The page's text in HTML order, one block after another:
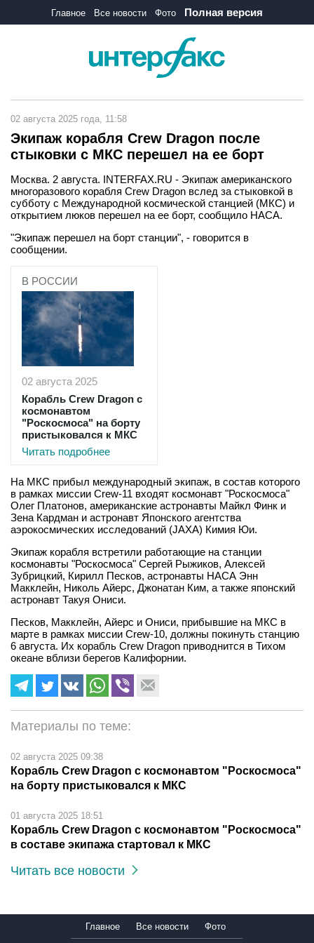
Главное Все новости Фото Полная версия
02 августа 2025 года, 11:58
Экипаж корабля Crew Dragon после
стыковки c МКС перешел на ее борт
Москва. 2 августа. INTERFAX.RU - Экипаж американского
многоразового корабля Crew Dragon вслед за стыковкой в
субботу с Международной космической станцией (МКС) и
открытием люков перешел на ее борт, сообщило НАСА.
"Экипаж перешел на борт станции", - говорится в
сообщении.
В РОССИИ
02 августа 2025
Корабль Crew Dragon с
космонавтом
"Роскосмоса" на борту
пристыковался к МКС
Читать подробнее
На МКС прибыл международный экипаж, в состав которого
в рамках миссии Crew-11 входят космонавт "Роскосмоса"
Олег Платонов, американские астронавты Майкл Финк и
Зена Кардман и астронавт Японского агентства
аэрокосмических исследований (JAXA) Кимия Юи.
Экипаж корабля встретили работающие на станции
космонавты "Роскосмоса" Сергей Рыжиков, Алексей
Зубрицкий, Кирилл Песков, астронавты НАСА Энн
Макклейн, Николь Айерс, Джонатан Ким, а также японский
астронавт Такуя Ониси.
Песков, Макклейн, Айерс и Ониси, прибывшие на МКС в
марте в рамках миссии Crew-10, должны покинуть станцию
6 августа. Их корабль Crew Dragon приводнится в Тихом
океане вблизи берегов Калифорнии.
Материалы по теме:
02 августа 2025 09:38
Корабль Crew Dragon с космонавтом "Роскосмоса"
на борту пристыковался к МКС
01 августа 2025 18:51
Корабль Crew Dragon с космонавтом "Роскосмоса"
в составе экипажа стартовал к МКС
Читать все новости
Главное Все новости Фото